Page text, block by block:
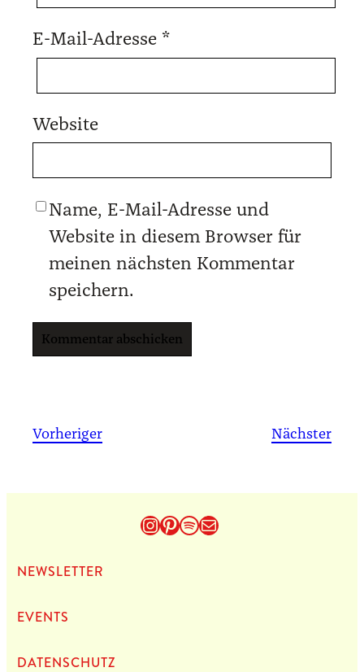
E-Mail-Adresse *
Website
Name, E-Mail-Adresse und
Website in diesem Browser für
meinen nächsten Kommentar
speichern.
Vorheriger Nächster
Instagram
Pinterest
Spotify
E-Mail
NEWS­LET­TER
EVENTS
DATEN­SCHUTZ